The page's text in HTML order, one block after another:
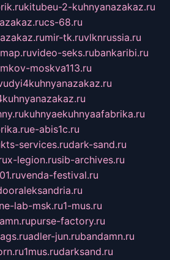
kitubeu-2-kuhnyanazakaz.ru
cs-68.ru
mir-tk.ruvlknrussia.ru
video-seks.rubankaribi.ru
moskva113.ru
kuhnyaekuhnyaafabrika.ru
e-abis1c.ru
kts-services.rudark-sand.ru
x-legion.rusib-archives.ru
venda-festival.ru
lab-msk.ru1-mus.ru
purse-factory.ru
adler-jun.rubandamn.ru
1mus.rudarksand.ru